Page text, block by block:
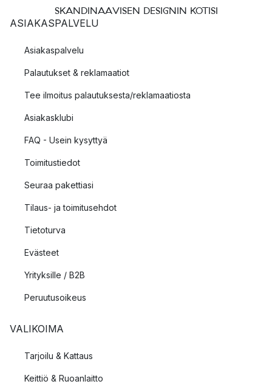
SKANDINAAVISEN DESIGNIN KOTISI
ASIAKASPALVELU
Asiakaspalvelu
Palautukset & reklamaatiot
Tee ilmoitus palautuksesta/reklamaatiosta
Asiakasklubi
FAQ - Usein kysyttyä
Toimitustiedot
Seuraa pakettiasi
Tilaus- ja toimitusehdot
Tietoturva
Evästeet
Yrityksille / B2B
Peruutusoikeus
VALIKOIMA
Tarjoilu & Kattaus
Keittiö & Ruoanlaitto